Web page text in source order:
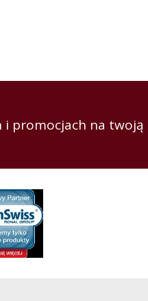
promocjach na twoją